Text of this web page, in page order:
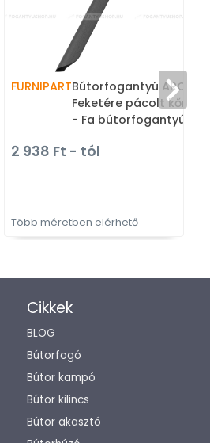
FURNIPARTBútorfogantyú
Feketére pácolt
- Fa bútorfogantyú
2 938 Ft - tól
Több méretben elérhető
Cikkek
BLOG
Bútorfogó
Bútor kampó
Bútor kilincs
Bútor akasztó